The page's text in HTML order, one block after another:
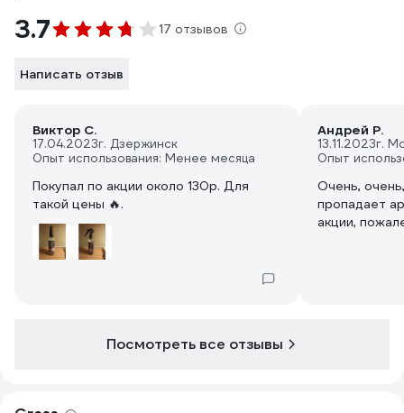
3.7 17 отзывов
Написать отзыв
Виктор С.
17.04.2023г. Дзержинск
Опыт использования: Менее месяца
Покупал по акции около 130р. Для
такой цены 🔥.
Андрей Р.
13.11.2023г.
Опыт
Очень,
пропадает
акции,
Посмотреть все отзывы